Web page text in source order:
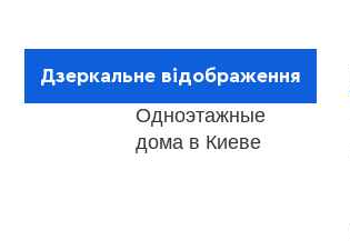
Дзеркальне відображення